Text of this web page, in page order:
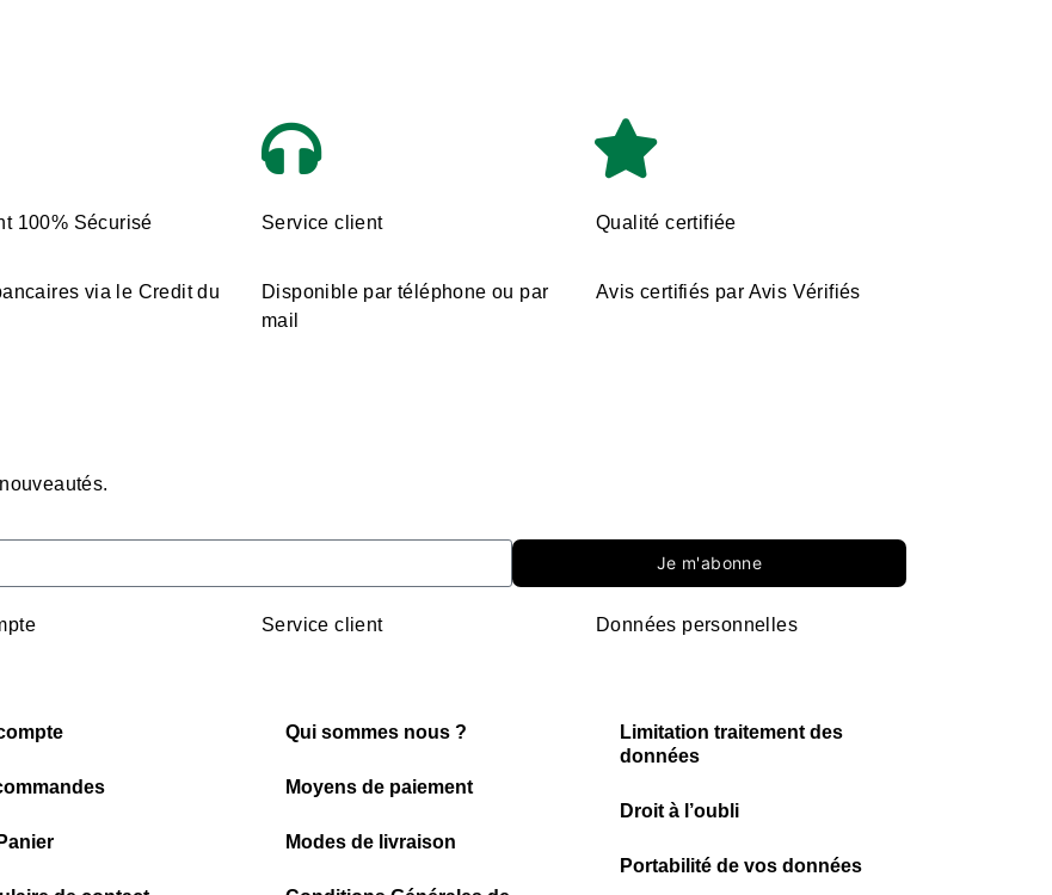
100% Sécurisé
via le Credit du
Service client
Disponible par téléphone ou par
mail
Qualité certifiée
Avis certifiés par Avis Vérifiés
Je m'abonne
Service client
Qui sommes nous ?
Moyens de paiement
Modes de livraison
Données personnelles
Limitation traitement des
données
Droit à l’oubli
Portabilité de vos données